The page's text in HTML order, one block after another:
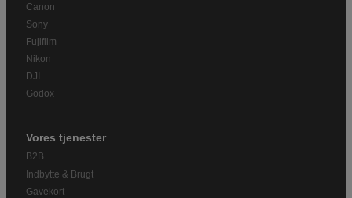
Canon
Sony
Fujifilm
Nikon
DJI
Godox
Vores tjenester
B2B
Indbytte & Brugt
Gavekort